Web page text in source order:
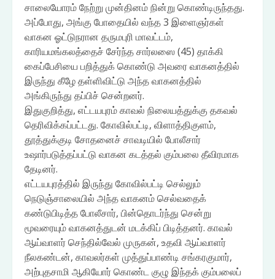
சாலையோரம் நேற்று முன்தினம் நின்று கொண்டிருந்தது.
அப்போது, அங்கு போதையில் வந்த 3 இளைஞர்கள்
வாகன ஓட்டுநரான தருமபுரி மாவட்டம்,
காரியமங்கலத்தைச் சேர்ந்த சார்லஸை (45) தாக்கி
கைப்பேசியை பறித்துக் கொண்டு அவரை வாகனத்தில்
இருந்து கீழே தள்ளிவிட்டு அந்த வாகனத்தில்
அங்கிருந்து தப்பிச் சென்றனர்.
இதுகுறித்து, எட்டயபுரம் காவல் நிலையத்துக்கு தகவல்
தெரிவிக்கப்பட்டது. கோவில்பட்டி, விளாத்திகுளம்,
தூத்துக்குடி சோதனைச் சாவடியில் போலீசார்
உஷார்படுத்தப்பட்டு வாகன கடத்தல் கும்பலை தீவிரமாக
தேடினர்.
எட்டயபுரத்தில் இருந்து கோவில்பட்டி செல்லும்
நெடுஞ்சாலையில் அந்த வாகனம் செல்வதைக்
கண்டுபிடித்த போலீசார், பின்தொடர்ந்து சென்று
மூவரையும் வாகனத்துடன் மடக்கிப் பிடித்தனர். காவல்
ஆய்வாளர் செந்தில்வேல் முருகன், உதவி ஆய்வாளர்
நீலகண்டன், காவலர்கள் முத்துப்பாண்டி சங்கரகுமார்,
அற்புதசாமி ஆகியோர் கொண்ட குழு இந்தக் கும்பலைப்